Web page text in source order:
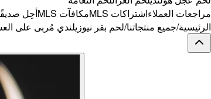
مراجعات العملاءاشتراكات MLS مكافآت MLS أحِل
الرئيسية/جميع منتجاتنا/لحم بقر نيوزيلندي مُربى على العشب،